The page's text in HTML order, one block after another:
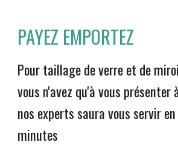
PAYEZ EMPORTEZ
Pour taillage de verre et de
vous n'avez qu'à vous présenter
nos experts saura vous servir
minutes